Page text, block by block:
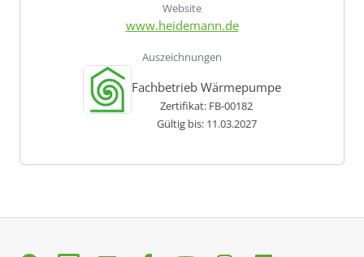
Website
www.heidemann.de
Auszeichnungen
Fachbetrieb Wärmepumpe
Zertifikat: FB-00182
Gültig bis: 11.03.2027